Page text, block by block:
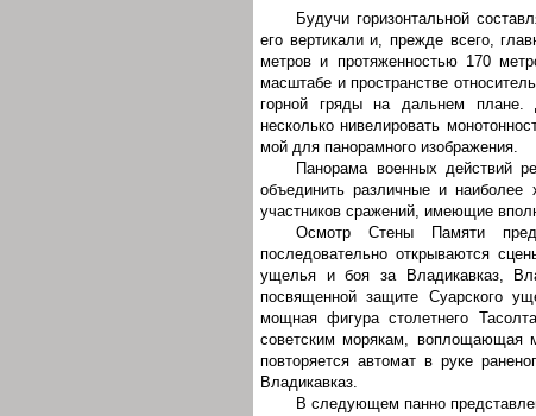
Будучи горизонтальной
его вертикали и, прежде всего,
метров и протяженностью 170
масштабе и пространстве
горной гряды на дальнем плане.
несколько нивелировать
мой для панорамного изображения.
Панорама военных действий
объединить различные и
участников сражений, имеющие
Осмотр Стены Памяти
последовательно открываются
ущелья и боя за Владикавказ,
посвященной защите Суарского
мощная фигура столетнего
советским морякам, воплощающая
повторяется автомат в руке
Владикавказ.
В следующем панно